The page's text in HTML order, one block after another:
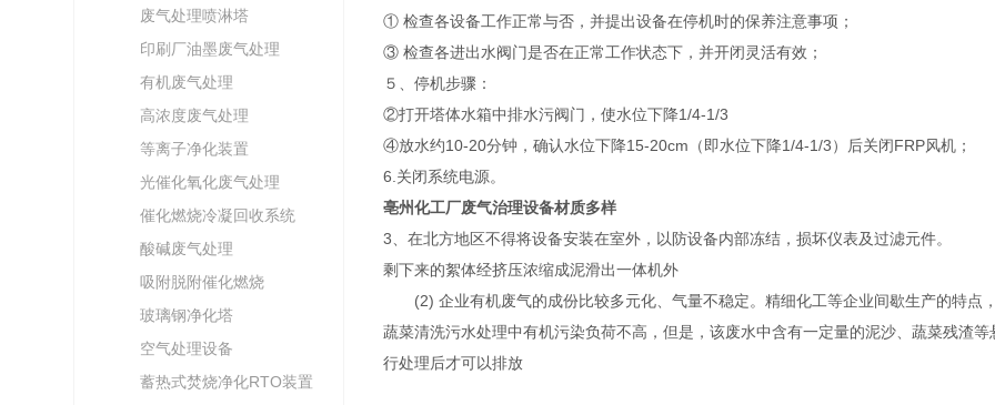
废气处理喷淋塔
印刷厂油墨废气处理
有机废气处理
高浓度废气处理
等离子净化装置
光催化氧化废气处理
催化燃烧冷凝回收系统
酸碱废气处理
吸附脱附催化燃烧
玻璃钢净化塔
空气处理设备
蓄热式焚烧净化RTO装置
① 检查各设备工作正常与否，并提出设备在停机时的保养注意事项；
③ 检查各进出水阀门是否在正常工作状态下，并开闭灵活有效；
５、停机步骤：
②打开塔体水箱中排水污阀门，使水位下降1/4-1/3
④放水约10-20分钟，确认水位下降15-20cm（即水位下降1/4-1/3）后关闭FRP风机；
6.关闭系统电源。
亳州化工厂废气治理设备材质多样
3、在北方地区不得将设备安装在室外，以防设备内部冻结，损坏仪表及过滤元件。
剩下来的絮体经挤压浓缩成泥滑出一体机外
(2) 企业有机废气的成份比较多元化、气量不稳定。精细化工等企业间歇生产的特点
蔬菜清洗污水处理中有机污染负荷不高，但是，该废水中含有一定量的泥沙、蔬菜残渣
行处理后才可以排放